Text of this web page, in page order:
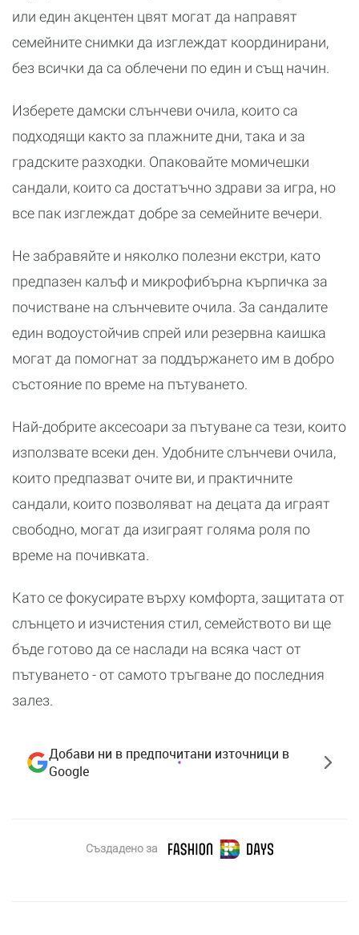
или един акцентен цвят могат да направят
семейните снимки да изглеждат координирани,
без всички да са облечени по един и същ начин.
Изберете дамски слънчеви очила, които са
подходящи както за плажните дни, така и за
градските разходки. Опаковайте момичешки
сандали, които са достатъчно здрави за игра, но
все пак изглеждат добре за семейните вечери.
Не забравяйте и няколко полезни екстри, като
предпазен калъф и микрофибърна кърпичка за
почистване на слънчевите очила. За сандалите
един водоустойчив спрей или резервна каишка
могат да помогнат за поддържането им в добро
състояние по време на пътуването.
Най-добрите аксесоари за пътуване са тези, които
използвате всеки ден. Удобните слънчеви очила,
които предпазват очите ви, и практичните
сандали, които позволяват на децата да играят
свободно, могат да изиграят голяма роля по
време на почивката.
Като се фокусирате върху комфорта, защитата от
слънцето и изчистения стил, семейството ви ще
бъде готово да се наслади на всяка част от
пътуването - от самото тръгване до последния
залез.
Добави ни в предпочитани източници в
Google
Създадено за